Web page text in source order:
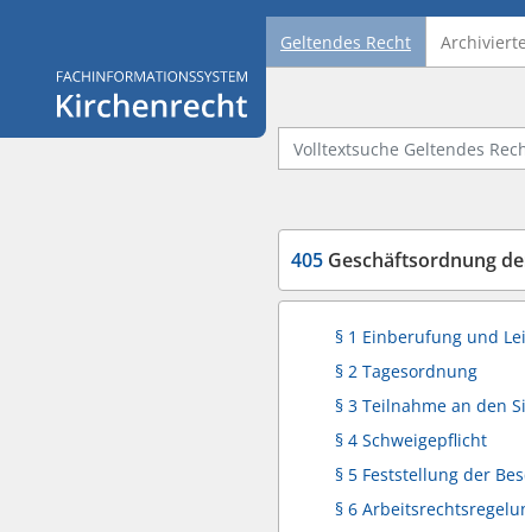
Logo Fachinformationssystem Kirchenrecht
Geltendes Recht
Volltextsuche Geltendes Recht
405 Geschäftsordnung der
§ 1 Einberufung und
§ 2 Tagesordnung
§ 3 Teilnahme an den
§ 4 Schweigepflicht
§ 5 Feststellung der
§ 6